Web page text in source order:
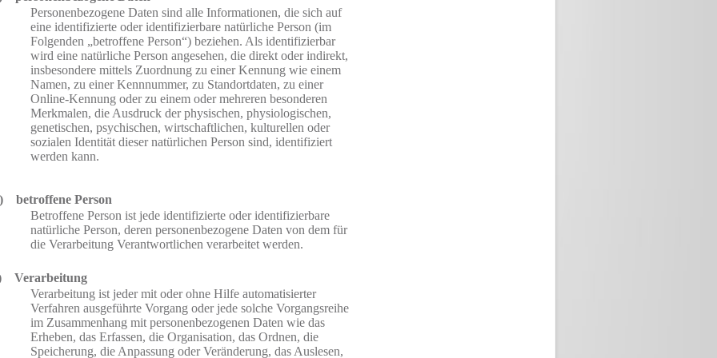
Personenbezogene Daten sind alle Informationen, die sich auf
eine identifizierte oder identifizierbare natürliche Person (im
Folgenden „betroffene Person“) beziehen. Als identifizierbar
wird eine natürliche Person angesehen, die direkt oder indirekt,
insbesondere mittels Zuordnung zu einer Kennung wie einem
Namen, zu einer Kennnummer, zu Standortdaten, zu einer
Online-Kennung oder zu einem oder mehreren besonderen
Merkmalen, die Ausdruck der physischen, physiologischen,
genetischen, psychischen, wirtschaftlichen, kulturellen oder
sozialen Identität dieser natürlichen Person sind, identifiziert
werden kann.
betroffene Person
Betroffene Person ist jede identifizierte oder identifizierbare
natürliche Person, deren personenbezogene Daten von dem für
die Verarbeitung Verantwortlichen verarbeitet werden.
Verarbeitung
Verarbeitung ist jeder mit oder ohne Hilfe automatisierter
Verfahren ausgeführte Vorgang oder jede solche Vorgangsreihe
im Zusammenhang mit personenbezogenen Daten wie das
Erheben, das Erfassen, die Organisation, das Ordnen, die
Speicherung, die Anpassung oder Veränderung, das Auslesen,